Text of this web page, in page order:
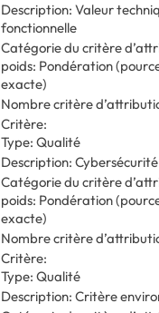
Description: Valeur
fonctionnelle
Catégorie du critère
poids: Pondération
exacte)
Nombre critère
Critère:
Type: Qualité
Description: Cybersécurité
Catégorie du critère
poids: Pondération
exacte)
Nombre critère
Critère:
Type: Qualité
Description: Critère